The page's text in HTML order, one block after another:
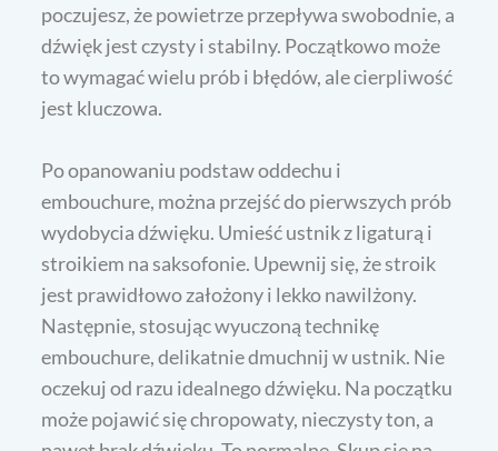
poczujesz, że powietrze przepływa swobodnie, a
dźwięk jest czysty i stabilny. Początkowo może
to wymagać wielu prób i błędów, ale cierpliwość
jest kluczowa.
Po opanowaniu podstaw oddechu i
embouchure, można przejść do pierwszych prób
wydobycia dźwięku. Umieść ustnik z ligaturą i
stroikiem na saksofonie. Upewnij się, że stroik
jest prawidłowo założony i lekko nawilżony.
Następnie, stosując wyuczoną technikę
embouchure, delikatnie dmuchnij w ustnik. Nie
oczekuj od razu idealnego dźwięku. Na początku
może pojawić się chropowaty, nieczysty ton, a